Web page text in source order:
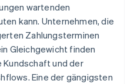
wartenden
kann. Unternehmen, die
Zahlungsterminen
Gleichgewicht finden
Kundschaft und der
Eine der gängigsten